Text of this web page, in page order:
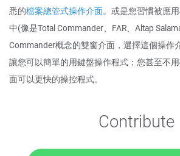
悉的檔案總管式操作介面。或是您習慣被應
中(像是Total Commander、FAR、Altap
Commander概念的雙窗介面，選擇這個操作
讓您可以簡單的用鍵盤操作程式；您甚至不
面可以更快的操控程式。
Contribute